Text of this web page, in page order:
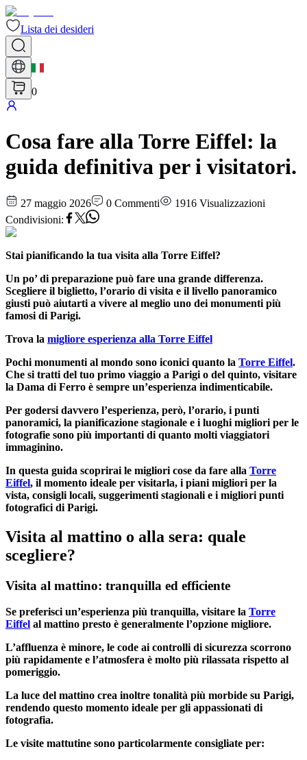
Lista dei desideri
0
Cosa fare alla Torre Eiffel: la
guida definitiva per i visitatori.
27 maggio 2026 0 Commenti 1916 Visualizzazioni
Condivisioni:
Stai pianificando la tua visita alla Torre Eiffel?
Un po’ di preparazione può fare una grande differenza.
Scegliere il biglietto, l’orario di visita e il livello panoramico
giusti può aiutarti a vivere al meglio uno dei monumenti più
famosi di Parigi.
Trova la migliore esperienza alla Torre Eiffel
Pochi monumenti al mondo sono iconici quanto la Torre Eiffel.
Che si tratti del tuo primo viaggio a Parigi o del quinto, visitare
la Dama di Ferro è sempre un’esperienza indimenticabile.
Per godersi davvero l’esperienza, però, l’orario, i punti
panoramici, la pianificazione stagionale e i luoghi migliori per le
fotografie sono più importanti di quanto molti viaggiatori
immaginino.
In questa guida scoprirai le migliori cose da fare alla Torre
Eiffel, il momento ideale per visitarla, i piani migliori per la
vista, consigli locali, suggerimenti stagionali e i migliori punti
fotografici di Parigi.
Visita al mattino o alla sera: quale
scegliere?
Visita al mattino: tranquilla ed efficiente
Se preferisci un’esperienza più tranquilla, visitare la Torre
Eiffel al mattino presto è generalmente l’opzione migliore.
L’affluenza è minore, le code ai controlli di sicurezza scorrono
più rapidamente e l’atmosfera è molto più rilassata rispetto al
pomeriggio.
La luce del mattino crea inoltre tonalità più morbide su Parigi,
rendendo questo momento ideale per gli appassionati di
fotografia.
Le visite mattutine sono particolarmente consigliate per: